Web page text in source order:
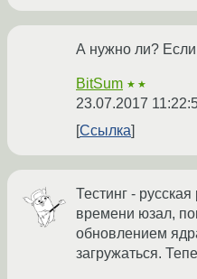
А нужно ли? Если
BitSum ★★
23.07.2017
Ссылка
Тестинг -
времени юзал,
обновлением
загружаться.